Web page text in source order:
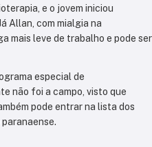
e o jovem iniciou
Allan, com mialgia na
mais leve de trabalho e pode ser
especial de
não foi a campo, visto que
pode entrar na lista dos